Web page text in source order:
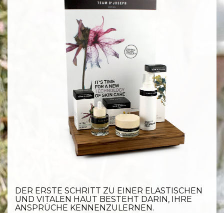
DER ERSTE SCHRITT ZU EINER ELASTISCHEN
UND VITALEN HAUT BESTEHT DARIN, IHRE
ANSPRÜCHE KENNENZULERNEN.